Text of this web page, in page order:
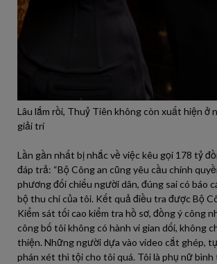
Lâu lắm rồi, Thuỷ Tiên không còn xuất hiện ở
giải trí
Lần gần nhất bị nhắc về việc kêu gọi 178 tỷ
đáp trả: “Bộ Công an cũng yêu cầu chính
phương đối chiếu người dân, đúng sai có báo
bộ thu chi của tôi. Kết quả điều tra được Bộ
Kiểm sát tối cao kiểm tra hồ sơ, đồng ý công
công bố tôi không có hành vi gian dối, không
thiện. Những người dựa vào video cắt ghép,
phán xét thì tội cho tôi quá. Tôi là phụ nữ bình